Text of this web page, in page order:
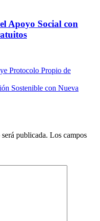
Apoyo Social con
Protocolo Propio de
Sostenible con Nueva
publicada. Los campos